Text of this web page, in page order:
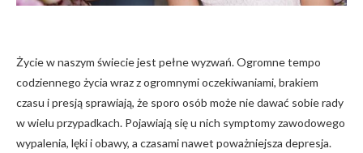
Życie w naszym świecie jest pełne wyzwań. Ogromne tempo
codziennego życia wraz z ogromnymi oczekiwaniami, brakiem
czasu i presją sprawiają, że sporo osób może nie dawać sobie rady
w wielu przypadkach. Pojawiają się u nich symptomy zawodowego
wypalenia, lęki i obawy, a czasami nawet poważniejsza depresja.